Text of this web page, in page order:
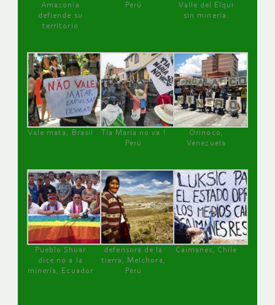
Amazonía
defiende su
territorio
Perú
Valle del Elqui
sin minería.
Vale mata, Brasil
Tía María no va !
Perú
Orinoco,
Venezuela
Pueblo Shuar
dice no a la
minería, Ecuador
defensora de la
tierra, Melchora,
Perú
Caimanes, Chile